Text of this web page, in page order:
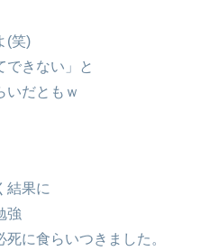
(笑)
できない」と
いだともｗ
結果に
強
に食らいつきました。